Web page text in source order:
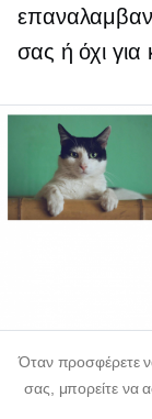
σας ήόχι για
Όταν προσφέρετε
σας, μπορείτε να